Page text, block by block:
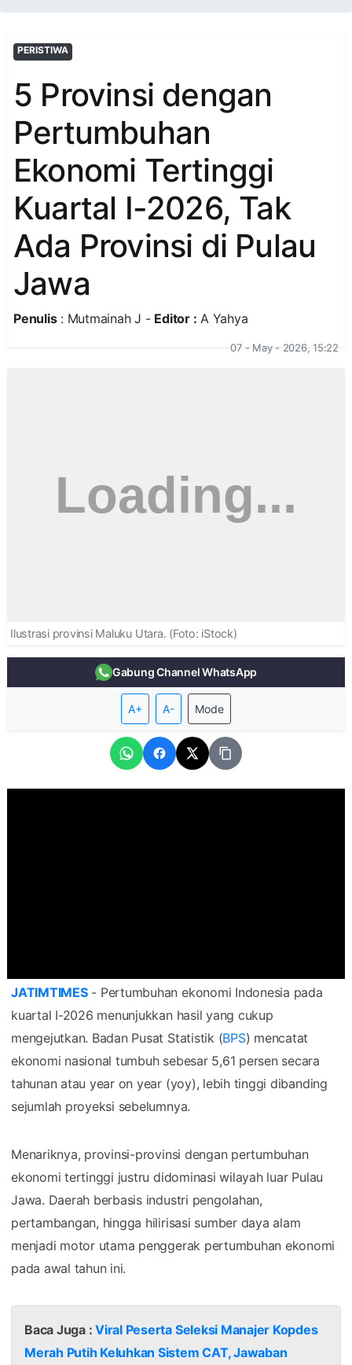
PERISTIWA
5 Provinsi dengan
Pertumbuhan
Ekonomi Tertinggi
Kuartal I-2026, Tak
Ada Provinsi di Pulau
Jawa
Penulis: Mutmainah J - Editor : A Yahya
07 - May - 2026, 15:22
Ilustrasi provinsi Maluku Utara. (Foto: iStock)
Gabung Channel WhatsApp
A+ A- Mode
JATIMTIMES- Pertumbuhan ekonomi Indonesia pada
kuartal I-2026 menunjukkan hasil yang cukup
mengejutkan. Badan Pusat Statistik (BPS) mencatat
ekonomi nasional tumbuh sebesar 5,61 persen secara
tahunan atau year on year (yoy), lebih tinggi dibanding
sejumlah proyeksi sebelumnya.
Menariknya, provinsi-provinsi dengan pertumbuhan
ekonomi tertinggi justru didominasi wilayah luar Pulau
Jawa. Daerah berbasis industri pengolahan,
pertambangan, hingga hilirisasi sumber daya alam
menjadi motor utama penggerak pertumbuhan ekonomi
pada awal tahun ini.
Baca Juga :Viral Peserta Seleksi Manajer Kopdes
Merah Putih Keluhkan Sistem CAT, Jawaban